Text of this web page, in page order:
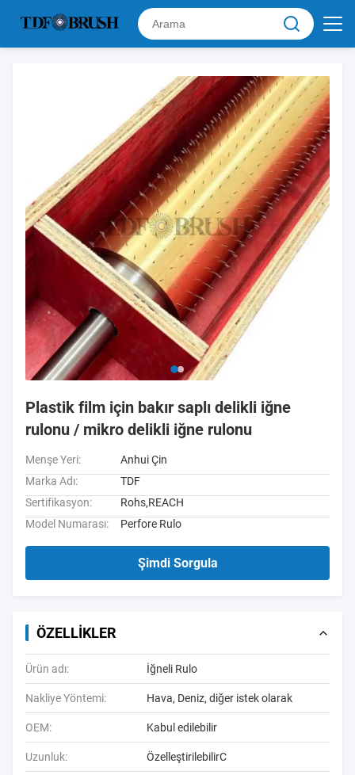
Plastik film için bakır saplı delikli iğne
rulonu / mikro delikli iğne rulonu
Menşe Yeri:
Anhui Çin
Marka Adı:
TDF
Sertifikasyon:
Rohs,REACH
Model Numarası:
Perfore Rulo
Şimdi Sorgula
ÖZELLIKLER
Ürün adı: İğneli Rulo
Nakliye Yöntemi: Hava, Deniz, diğer istek olarak
OEM: Kabul edilebilir
Uzunluk: ÖzelleştirilebilirC